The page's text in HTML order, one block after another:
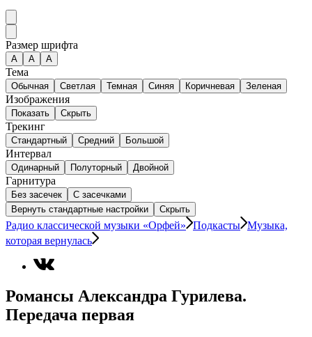
Размер шрифта
А A A
Тема
Обычная Светлая Темная Синяя Коричневая Зеленая
Изображения
Показать Скрыть
Трекинг
Стандартный Средний Большой
Интервал
Одинарный Полуторный Двойной
Гарнитура
Без засечек
С засечками
Вернуть стандартные настройки
Скрыть
Радио классической музыки «Орфей» Подкасты Музыка,
которая вернулась
Романсы Александра Гурилева.
Передача первая